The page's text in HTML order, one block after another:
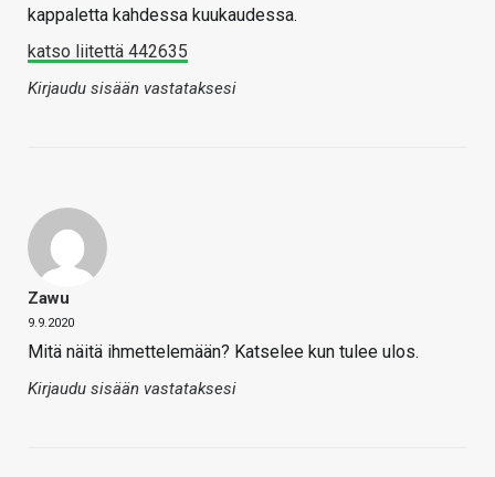
kappaletta kahdessa kuukaudessa.
katso liitettä 442635
Kirjaudu sisään vastataksesi
Zawu
9.9.2020
Mitä näitä ihmettelemään? Katselee kun tulee ulos.
Kirjaudu sisään vastataksesi